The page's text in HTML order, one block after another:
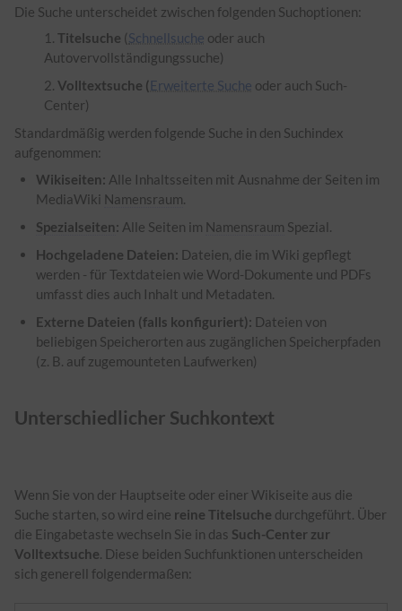
Die Suche unterscheidet zwischen folgenden Suchoptionen:
Titelsuche (Schnellsuche oder auch
Autovervollständigungssuche)
Volltextsuche (Erweiterte Suche oder auch Such-
Center)
Standardmäßig werden folgende Suche in den Suchindex
aufgenommen:
Wikiseiten: Alle Inhaltsseiten mit Ausnahme der Seiten im
MediaWiki Namensraum.
Spezialseiten: Alle Seiten im Namensraum Spezial.
Hochgeladene Dateien: Dateien, die im Wiki gepflegt
werden - für Textdateien wie Word-Dokumente und PDFs
umfasst dies auch Inhalt und Metadaten.
Externe Dateien (falls konfiguriert): Dateien von
beliebigen Speicherorten aus zugänglichen Speicherpfaden
(z. B. auf zugemounteten Laufwerken)
Unterschiedlicher Suchkontext
Wenn Sie von der Hauptseite oder einer Wikiseite aus die
Suche starten, so wird eine reine Titelsuche durchgeführt. Über
die Eingabetaste wechseln Sie in das Such-Center zur
Volltextsuche. Diese beiden Suchfunktionen unterscheiden
sich generell folgendermaßen: